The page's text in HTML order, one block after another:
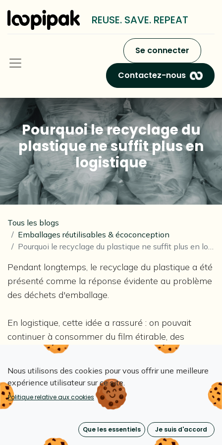
REUSE. SAVE. REPEAT
Se connecter
Contactez-nous
Pourquoi le recyclage du
plastique ne suffit plus en
logistique
Tous les blogs
Emballages réutilisables & écoconception
Pourquoi le recyclage du plastique ne suffit plus en logistique
Pendant longtemps, le recyclage du plastique a été
présenté comme la réponse évidente au problème
des déchets d'emballage.
En logistique, cette idée a rassuré : on pouvait
continuer à consommer du film étirable, des
housses jetables, des protections à usage unique, à
de vie.
Mais aujourd'hui, cette logique montre ses limites.
Parce qu'en réalité, le vrai sujet n'est pas
que devient le plastique après usage.
Nous utilisons des cookies pour vous offrir une meilleure
expérience utilisateur sur ce site.
Politique relative aux cookies
Que les essentiels Je suis d'accord